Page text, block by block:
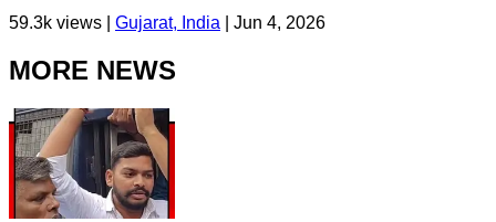
59.3k views | Gujarat, India Jun 4, 2026
MORE NEWS